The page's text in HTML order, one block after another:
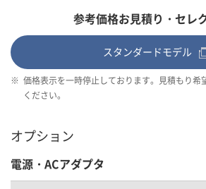
参考価格お見積り・セレ
スタンダードモデル
※ 価格表示を一時停止しております。見積もり希
ください。
オプション
電源・ACアダプタ